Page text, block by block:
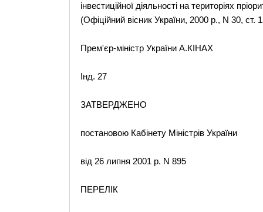
інвестиційної діяльності на територіях
(Офіційний вісник України, 2000 р., N 30, ст.
Прем'єр-міністр України А.КІНАХ
Інд. 27
ЗАТВЕРДЖЕНО
постановою Кабінету Міністрів України
від 26 липня 2001 р. N 895
ПЕРЕЛІК